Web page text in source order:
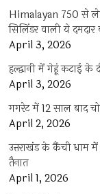
Himalayan 750 से
सिलिंडर वाली ये
April 3, 2026
हल्द्वानी में गेहूं कटाई के
April 3, 2026
गगरेट में 12 साल बाद
April 2, 2026
उत्तराखंड के कैंची धाम
तैनात
April 1, 2026